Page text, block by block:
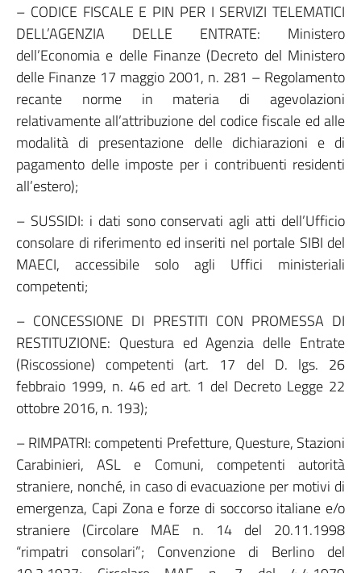
– CODICE FISCALE E PIN PER I SERVIZI TELEMATICI
DELL’AGENZIA DELLE ENTRATE: Ministero
dell’Economia e delle Finanze (Decreto del Ministero
delle Finanze 17 maggio 2001, n. 281 – Regolamento
recante norme in materia di agevolazioni
relativamente all’attribuzione del codice fiscale ed alle
modalità di presentazione delle dichiarazioni e di
pagamento delle imposte per i contribuenti residenti
all’estero);
– SUSSIDI: i dati sono conservati agli atti dell’Ufficio
consolare di riferimento ed inseriti nel portale SIBI del
MAECI, accessibile solo agli Uffici ministeriali
competenti;
– CONCESSIONE DI PRESTITI CON PROMESSA DI
RESTITUZIONE: Questura ed Agenzia delle Entrate
(Riscossione) competenti (art. 17 del D. lgs. 26
febbraio 1999, n. 46 ed art. 1 del Decreto Legge 22
ottobre 2016, n. 193);
– RIMPATRI: competenti Prefetture, Questure, Stazioni
Carabinieri, ASL e Comuni, competenti autorità
straniere, nonché, in caso di evacuazione per motivi di
emergenza, Capi Zona e forze di soccorso italiane e/o
straniere (Circolare MAE n. 14 del 20.11.1998
“rimpatri consolari”; Convenzione di Berlino del